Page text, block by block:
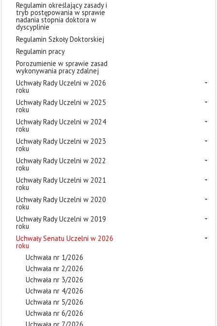
Regulamin określający zasady i
tryb postępowania w sprawie
nadania stopnia doktora w
dyscyplinie
Regulamin Szkoły Doktorskiej
Regulamin pracy
Porozumienie w sprawie zasad
wykonywania pracy zdalnej
Uchwały Rady Uczelni w 2026
roku
Uchwały Rady Uczelni w 2025
roku
Uchwały Rady Uczelni w 2024
roku
Uchwały Rady Uczelni w 2023
roku
Uchwały Rady Uczelni w 2022
roku
Uchwały Rady Uczelni w 2021
roku
Uchwały Rady Uczelni w 2020
roku
Uchwały Rady Uczelni w 2019
roku
Uchwały Senatu Uczelni w 2026
roku
Uchwała nr 1/2026
Uchwała nr 2/2026
Uchwała nr 3/2026
Uchwała nr 4/2026
Uchwała nr 5/2026
Uchwała nr 6/2026